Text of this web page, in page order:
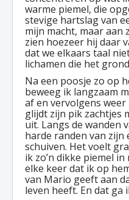
warme piemel, die
stevige hartslag van
mijn macht, maar aan
zien hoezeer hij daar
dat we elkaars taal
lichamen die het
Na een poosje zo op
beweeg ik langzaam
af en vervolgens
glijdt zijn pik zachtjes
uit. Langs de wanden
harde randen van zijn
schuiven. Het voelt
ik zo’n dikke piemel
elke keer dat ik op
van Mario geeft aan
leven heeft. En dat ga